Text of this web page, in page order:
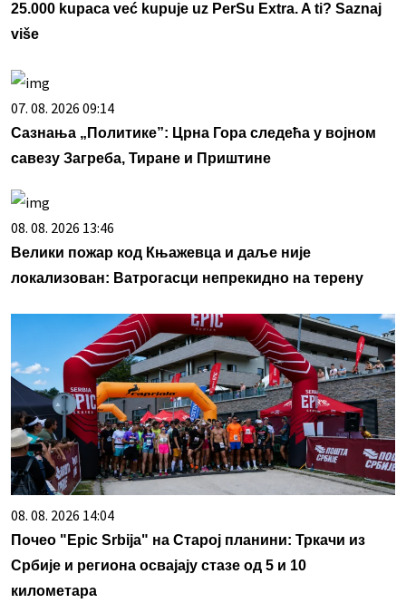
25.000 kupaca već kupuje uz PerSu Extra. A ti? Saznaj
više
07. 08. 2026 09:14
Сазнања „Политике”: Црна Гора следећа у војном
савезу Загреба, Тиране и Приштине
08. 08. 2026 13:46
Велики пожар код Књажевца и даље није
локализован: Ватрогасци непрекидно на терену
08. 08. 2026 14:04
Почео "Epic Srbija" на Старој планини: Тркачи из
Србије и региона освајају стазе од 5 и 10
километара